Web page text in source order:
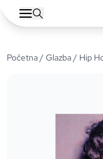
Početna/Glazba/ Hip